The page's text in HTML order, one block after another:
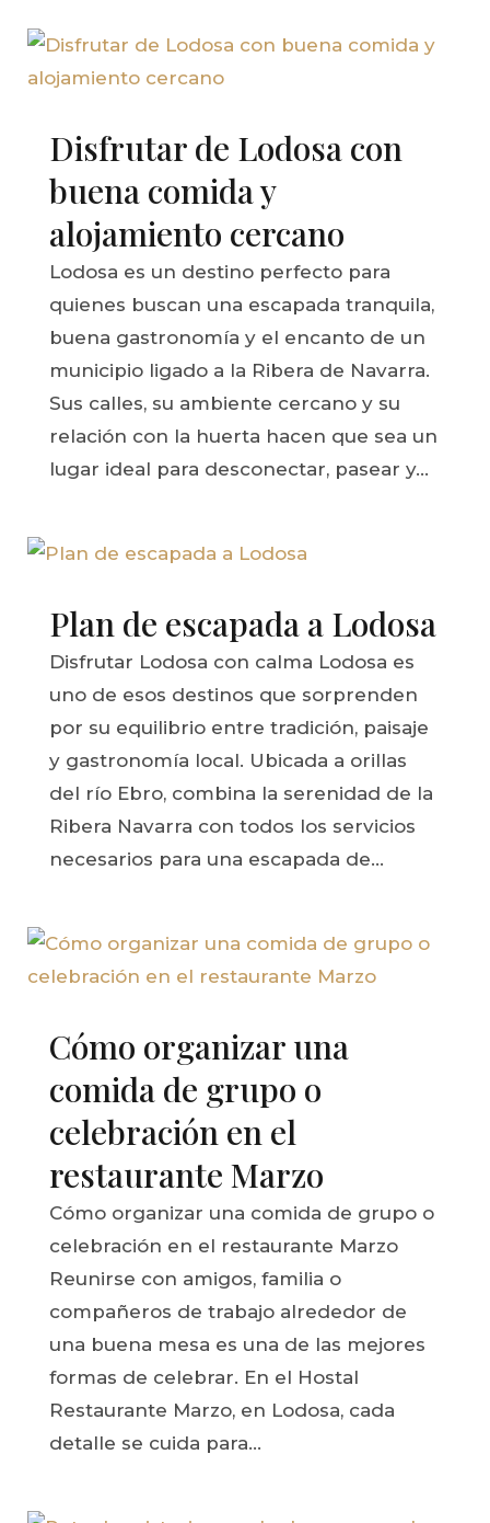
Disfrutar de Lodosa con
buena comida y
alojamiento cercano
Lodosa es un destino perfecto para
quienes buscan una escapada tranquila,
buena gastronomía y el encanto de un
municipio ligado a la Ribera de Navarra.
Sus calles, su ambiente cercano y su
relación con la huerta hacen que sea un
lugar ideal para desconectar, pasear y...
Plan de escapada a Lodosa
Disfrutar Lodosa con calma Lodosa es
uno de esos destinos que sorprenden
por su equilibrio entre tradición, paisaje
y gastronomía local. Ubicada a orillas
del río Ebro, combina la serenidad de la
Ribera Navarra con todos los servicios
necesarios para una escapada de...
Cómo organizar una
comida de grupo o
celebración en el
restaurante Marzo
Cómo organizar una comida de grupo o
celebración en el restaurante Marzo
Reunirse con amigos, familia o
compañeros de trabajo alrededor de
una buena mesa es una de las mejores
formas de celebrar. En el Hostal
Restaurante Marzo, en Lodosa, cada
detalle se cuida para...